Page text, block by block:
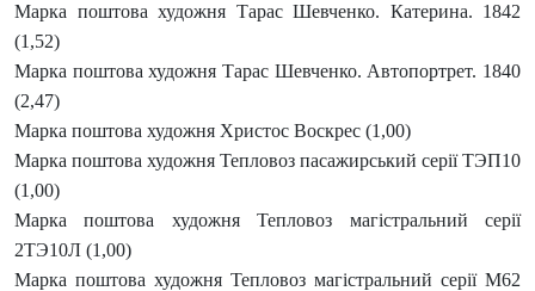
Марка поштова художня Тарас Шевченко. Катерина. 1842
(1,52)
Марка поштова художня Тарас Шевченко. Автопортрет. 1840
(2,47)
Марка поштова художня Христос Воскрес (1,00)
Марка поштова художня Тепловоз пасажирський серії ТЭП10
(1,00)
Марка поштова художня Тепловоз магістральний серії
2ТЭ10Л (1,00)
Марка поштова художня Тепловоз магістральний серії М62